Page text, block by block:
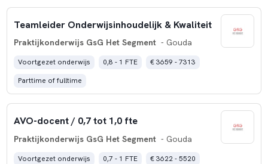
Teamleider Onderwijsinhoudelijk & Kwaliteit
Praktijkonderwijs GsG Het Segment - Gouda
Voortgezet onderwijs 0,8 - 1 FTE
€ 3659 - 7313
Parttime of fulltime
AVO-docent / 0,7 tot 1,0 fte
Praktijkonderwijs GsG Het Segment - Gouda
Voortgezet onderwijs 0,7 - 1 FTE
€ 3622 - 5520